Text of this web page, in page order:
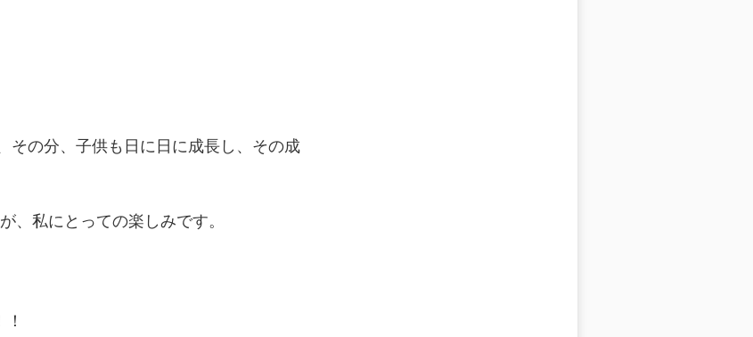
の分、子供も日に日に成長し、その成
、私にとっての楽しみです。